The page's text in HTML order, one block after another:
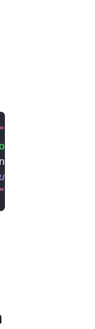
"/"
"Autenticado